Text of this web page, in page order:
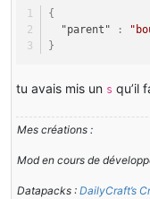
{
"parent"
:
}
tu avais mis un s qu’il
Mes créations :
Mod en cours de
Datapacks : DailyCraft’s